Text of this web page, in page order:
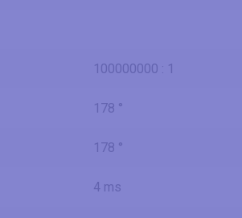
100000000 : 1
178 °
178 °
4 ms